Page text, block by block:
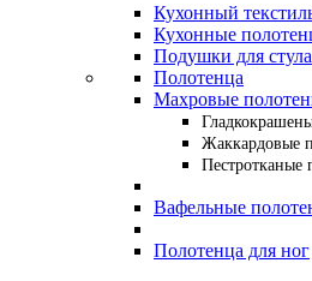
Кухонный
Кухонные
Подушки для стула
Полотенца
Махровые
Жаккардовые
Пестротканые
Вафельные
Полотенца для ног